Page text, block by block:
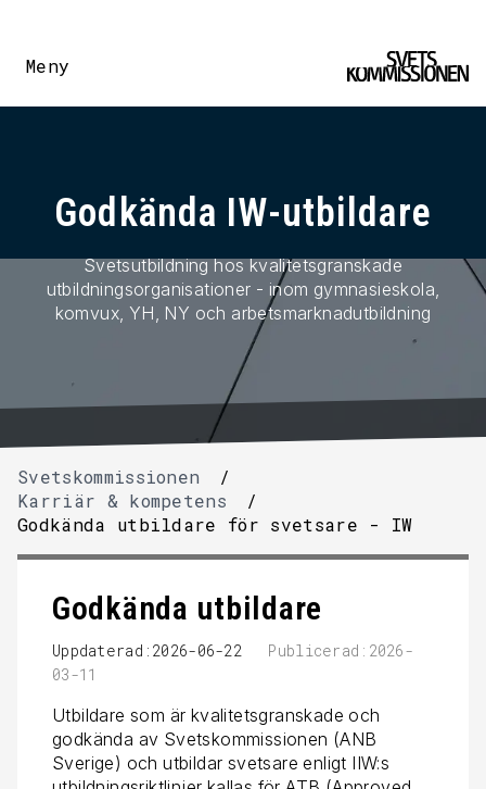
Meny
Godkända IW-utbildare
Svetsutbildning hos kvalitetsgranskade
utbildningsorganisationer - inom gymnasieskola,
komvux, YH, NY och arbetsmarknadutbildning
Svetskommissionen
/
Karriär & kompetens
/
Godkända utbildare för svetsare - IW
Godkända utbildare
Uppdaterad:2026-06-22
Publicerad:2026-
03-11
Utbildare som är kvalitetsgranskade och
godkända av Svetskommissionen (ANB
Sverige) och utbildar svetsare enligt IIW:s